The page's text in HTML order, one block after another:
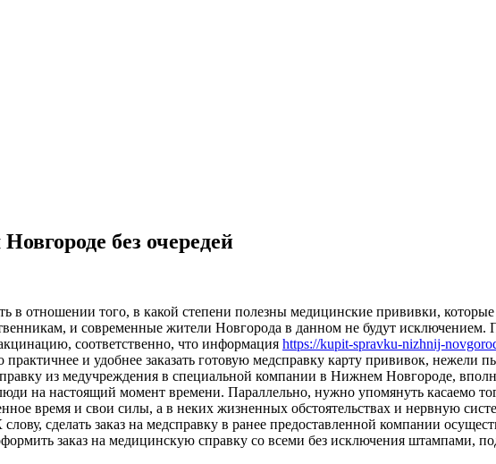
без очередей
в отношении того, в какой степени полезны медицинские прививки,
и современные жители Новгорода в данном не будут исключением.
соответственно, что информация https://kupit-spravku-nizhnij-
и удобнее заказать готовую медсправку карту прививок, нежели
из медучреждения в специальной компании в Нижнем Новгороде,
на настоящий момент времени. Параллельно, нужно упомянуть касаемо
время и свои силы, а в неких жизненных обстоятельствах и нервную
сделать заказ на медсправку в ранее предоставленной компании
заказ на медицинскую справку со всеми без исключения